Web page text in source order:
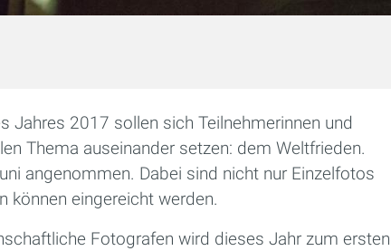
Jahres 2017 sollen sich Teilnehmerinnen und
Thema auseinander setzen: dem Weltfrieden.
angenommen. Dabei sind nicht nur Einzelfotos
können eingereicht werden.
Fotografen wird dieses Jahr zum ersten